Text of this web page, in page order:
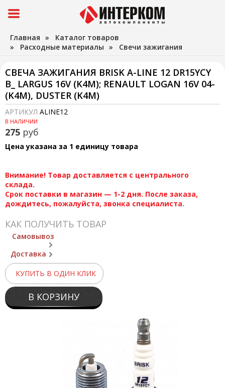
Главная » Каталог товаров
» Расходные материалы » Свечи зажигания
СВЕЧА ЗАЖИГАНИЯ BRISK A-LINE 12 DR15YCY
В_ LARGUS 16V (K4M); RENAULT LOGAN 16V 04-
(K4M), DUSTER (K4M)
АРТИКУЛ ALINE12
В НАЛИЧИИ
275 руб
Цена указана за 1 единицу товара
Внимание! Товар доставляется с центрального
склада.
Срок поставки в магазин — 1-2 дня. После заказа,
дождитесь, пожалуйста, звонка специалиста.
КАК ПОЛУЧИТЬ ТОВАР
Самовывоз
Доставка
КУПИТЬ В ОДИН КЛИК
В КОРЗИНУ